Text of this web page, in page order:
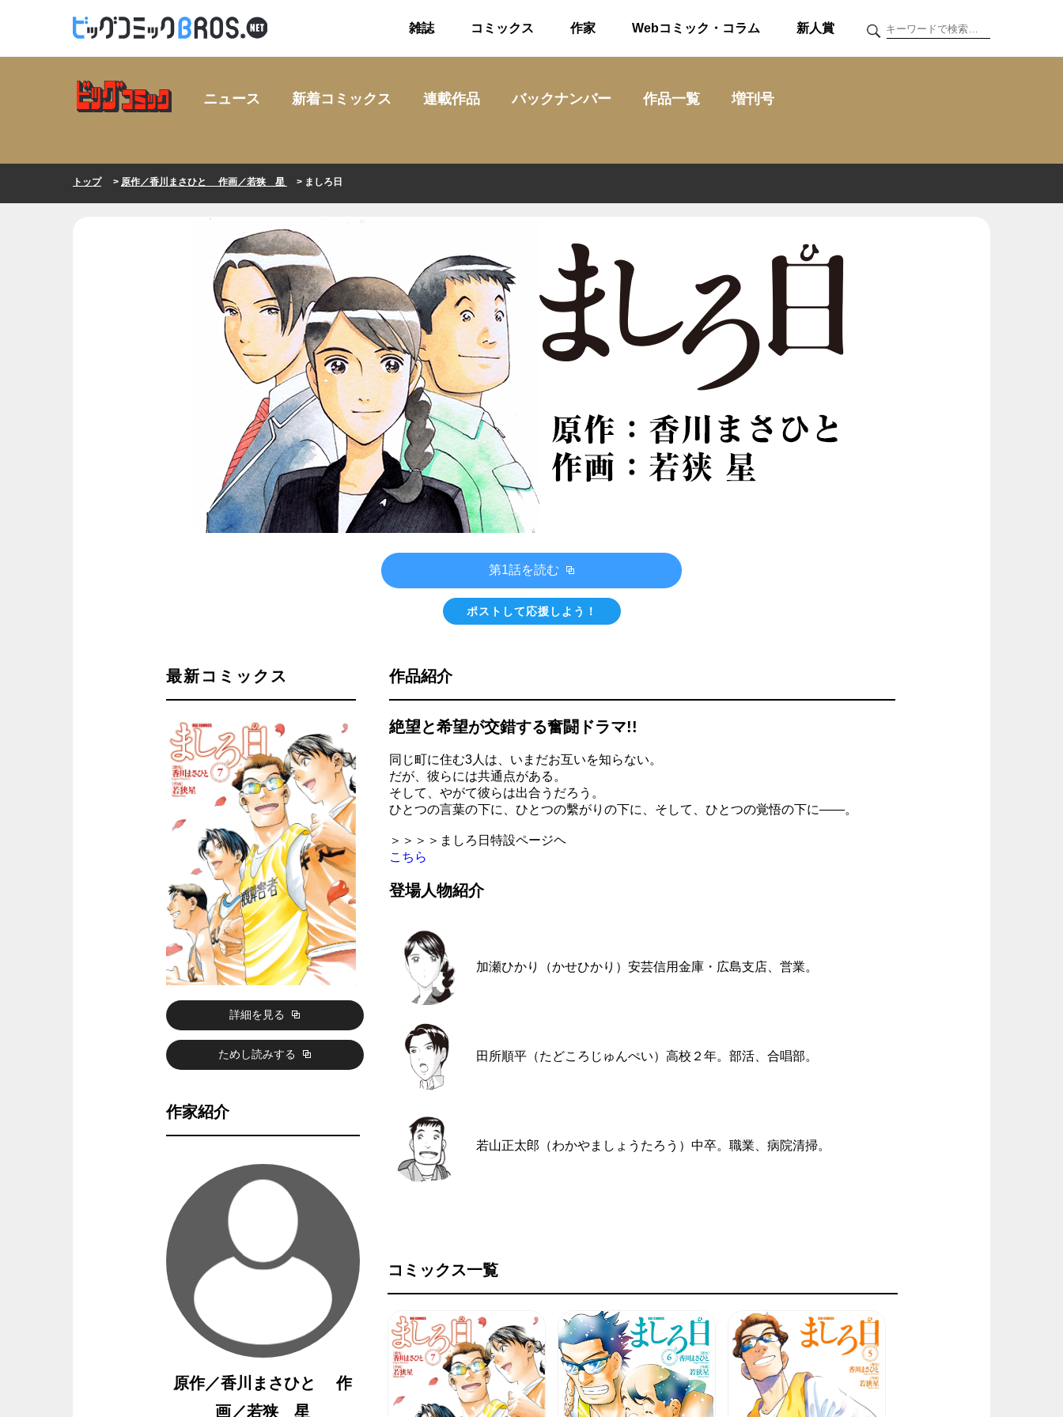
雑誌 コミックス 作家 Webコミック・コラム 新人賞
ニュース 新着コミックス 連載作品 バックナンバー 作品一覧 増刊号
トップ> 原作／香川まさひと 作画／若狭 星 > ましろ日
第1話を読む
ポストして応援しよう！
最新コミックス
詳細を見る
ためし読みする
作家紹介
原作／香川まさひと 作
画／若狭 星
作品紹介
絶望と希望が交錯する奮闘ドラマ!!
同じ町に住む3人は、いまだお互いを知らない。
だが、彼らには共通点がある。
そして、やがて彼らは出合うだろう。
ひとつの言葉の下に、ひとつの繫がりの下に、そして、ひとつの覚悟の下に――。
＞＞＞＞ましろ日特設ページヘ
こちら
登場人物紹介
加瀬ひかり（かせひかり） 安芸信用金庫・広島支店、営業。
田所順平（たどころじゅんぺい） 高校２年。部活、合唱部。
若山正太郎（わかやましょうたろう） 中卒。職業、病院清掃。
コミックス一覧